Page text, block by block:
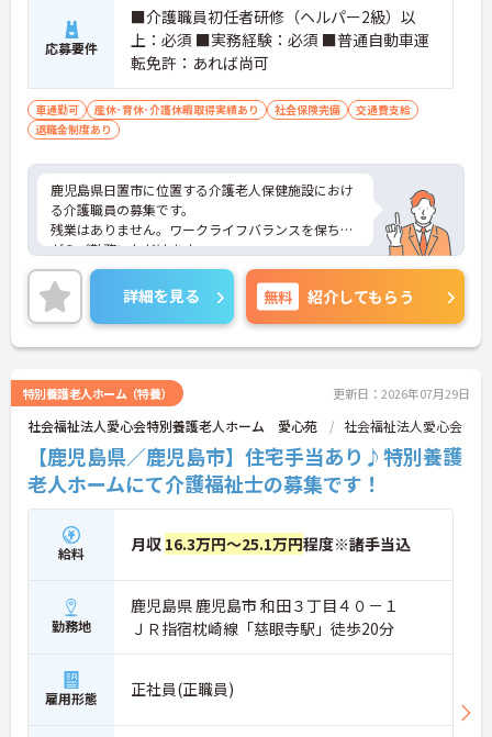
応募要件
■介護職員初任者研修（ヘルパー2級）以
上：必須 ■実務経験：必須 ■普通自動車運
転免許：あれば尚可
車通勤可 産休･育休･介護休暇取得実績あり 社会保険完備
交通費支給
退職金制度あり
鹿児島県日置市に位置する介護老人保健施設におけ
る介護職員の募集です。
残業はありません。ワークライフバランスを保ちな
がらご勤務いただけます。
ご興味のある方には、面接対策ポイントなど、さら
に詳細をご案内しますのでお気軽にご相談くださ
い！
詳細を見る 無料 紹介してもらう
特別養護老人ホーム（特養） 更新日：2026年07月29日
社会福祉法人愛心会特別養護老人ホーム 愛心苑 社会福祉法人愛心会
【鹿児島県／鹿児島市】住宅手当あり♪特別養護
老人ホームにて介護福祉士の募集です！
給料 月収 16.3万円～25.1万円程度※諸手当込
勤務地
鹿児島県 鹿児島市 和田３丁目４０－１
ＪＲ指宿枕崎線「慈眼寺駅」徒歩20分
雇用形態 正社員(正職員)